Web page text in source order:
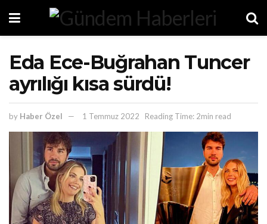
Eda Ece-Buğrahan Tuncer
ayrılığı kısa sürdü!
by Haber Özel 1 Temmuz 2022 Reading Time: 2min read